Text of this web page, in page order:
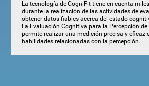
La tecnología de CogniFit tiene en cuenta
durante la realización de las actividades de
obtener datos fiables acerca del estado
La Evaluación Cognitiva para la Percepción de
permite realizar una medición precisa y eficaz
habilidades relacionadas con la percepción.